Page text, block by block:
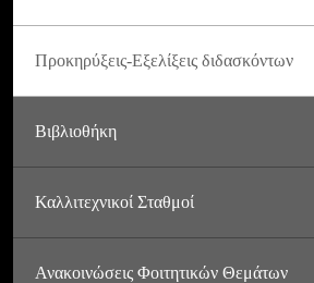
Προκηρύξεις-Εξελίξεις διδασκόντων
Βιβλιοθήκη
Καλλιτεχνικοί Σταθμοί
Ανακοινώσεις Φοιτητικών Θεμάτων